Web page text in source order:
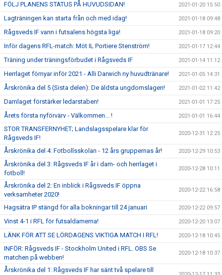
FÖLJ PLANENS STATUS PÅ HUVUDSIDAN! 2021-01-20 15:50
Lagträningen kan starta från och med idag! 2021-01-18 09:48
Rågsveds IF vann i futsalens högsta liga! 2021-01-18 09:20
Inför dagens RFL-match: Möt IL Portiere Stenström! 2021-01-17 12:44
Träning under träningsförbudet i Rågsveds IF 2021-01-14 11:12
Herrlaget förnyar inför 2021 - Alli Darwich ny huvudtränare! 2021-01-05 14:31
Årskrönika del 5 (Sista delen): De äldsta ungdomslagen! 2021-01-02 11:42
Damlaget förstärker ledarstaben! 2021-01-01 17:25
Årets första nyförvärv - Välkommen... ! 2021-01-01 16:44
STOR TRANSFERNYHET; Landslagsspelare klar för
Rågsveds IF!
2020-12-31 12:25
Årskrönika del 4: Fotbollsskolan - 12 års gruppernas år! 2020-12-29 10:53
Årskrönika del 3: Rågsveds IF år i dam- och herrlaget i
fotboll!
2020-12-28 10:11
Årskrönika del 2: En inblick i Rågsveds IF öppna
verksamheter 2020!
2020-12-22 16:58
Hagsätra IP stängd för alla bokningar till 24 januari 2020-12-22 09:57
Vinst 4-1 i RFL för futsaldamerna! 2020-12-20 13:07
LÄNK FÖR ATT SE LÖRDAGENS VIKTIGA MATCH I RFL! 2020-12-18 10:45
INFÖR: Rågsveds IF - Stockholm United i RFL. OBS Se
matchen på webben!
2020-12-18 10:37
Årskrönika del 1: Rågsveds IF har sänt två spelare till